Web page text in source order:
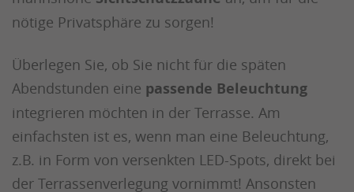
nötige Privatsphäre zu sorgen!
Überlegen Sie, ob Sie nicht für die späten
Abendstunden eine passende Beleuchtung
integrieren möchten in der Terrasse. Am
einfachsten ist es, wenn man eine Beleuchtung,
z.B. in Form von versenkten LED-Spots, direkt bei
der Terrassenverlegung vornimmt! Ansonsten